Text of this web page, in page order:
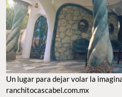
Un lugar para dejar volar la
ranchitocascabel.com.mx